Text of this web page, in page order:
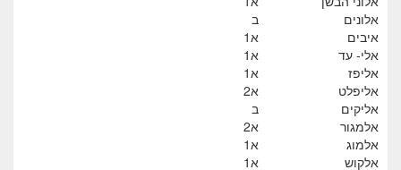
אלונים
ב
איבים
א1
אלי- עד
א1
אליפז
א1
אליפלט
א2
אליקים
ב
אלמגור
א2
אלמוג
א1
אלקוש
א1